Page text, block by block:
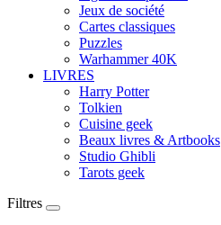
Jeux de société
Cartes classiques
Puzzles
Warhammer 40K
LIVRES
Harry Potter
Tolkien
Cuisine geek
Beaux livres & Artbooks
Studio Ghibli
Tarots geek
Filtres